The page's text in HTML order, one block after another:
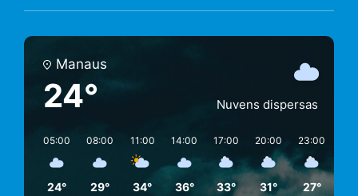
Manaus
24° Nuvens dispersas
05:00
24°
08:00
29°
11:00
34°
14:00
36°
17:00
33°
20:00
31°
23:00
27°